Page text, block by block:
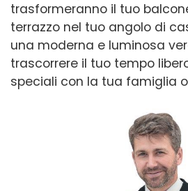
trasformeranno il tuo
terrazzo nel tuo angolo di
una moderna e luminosa
trascorrere il tuo tempo
speciali con la tua famiglia